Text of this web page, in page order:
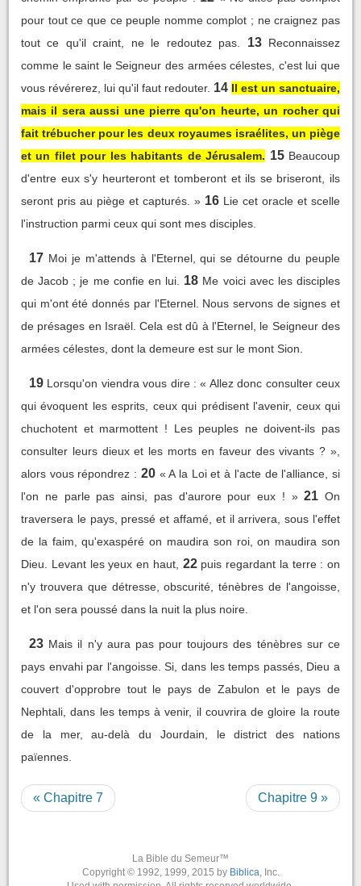
pour tout ce que ce peuple nomme complot ; ne craignez pas
tout ce qu'il craint, ne le redoutez pas.
13 Reconnaissez
comme le saint le Seigneur des armées célestes, c'est lui que
vous révérerez, lui qu'il faut redouter. 14 Il est un sanctuaire,
mais il sera aussi une pierre qu'on heurte, un rocher qui
fait trébucher pour les deux royaumes israélites, un piège
et un filet pour les habitants de Jérusalem. 15 Beaucoup
d'entre eux s'y heurteront et tomberont et ils se briseront, ils
seront pris au piège et capturés. » 16 Lie cet oracle et scelle
l'instruction parmi ceux qui sont mes disciples.
17 Moi je m'attends à l'Eternel, qui se détourne du peuple
de Jacob ; je me confie en lui.
18 Me voici avec les disciples
qui m'ont été donnés par l'Eternel. Nous servons de signes et
de présages en Israël. Cela est dû à l'Eternel, le Seigneur des
armées célestes, dont la demeure est sur le mont Sion.
19 Lorsqu'on viendra vous dire : « Allez donc consulter ceux
qui évoquent les esprits, ceux qui prédisent l'avenir, ceux qui
chuchotent et marmottent ! Les peuples ne doivent-ils pas
consulter leurs dieux et les morts en faveur des vivants ? »,
alors vous répondrez : 20 « A la Loi et à l'acte de l'alliance, si
l'on ne parle pas ainsi, pas d'aurore pour eux ! » 21 On
traversera le pays, pressé et affamé, et il arrivera, sous l'effet
de la faim, qu'exaspéré on maudira son roi, on maudira son
Dieu. Levant les yeux en haut, 22 puis regardant la terre : on
n'y trouvera que détresse, obscurité, ténèbres de l'angoisse,
et l'on sera poussé dans la nuit la plus noire.
23 Mais il n'y aura pas pour toujours des ténèbres sur ce
pays envahi par l'angoisse. Si, dans les temps passés, Dieu a
couvert d'opprobre tout le pays de Zabulon et le pays de
Nephtali, dans les temps à venir, il couvrira de gloire la route
de la mer, au-delà du Jourdain, le district des nations
païennes.
« Chapitre 7 Chapitre 9 »
La Bible du Semeur™
Copyright © 1992, 1999, 2015 by Biblica, Inc.